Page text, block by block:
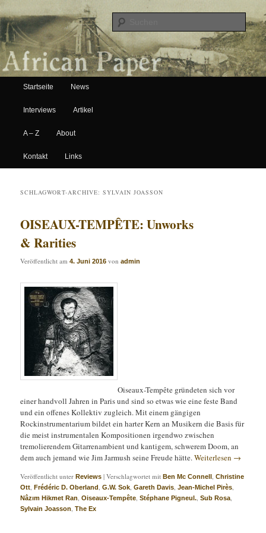
African Paper
Hauptmenü
Zum Inhalt wechseln
Zum sekundären Inhalt wechseln
Startseite News
Interviews Artikel
A – Z About
Kontakt Links
SCHLAGWORT-ARCHIVE:SYLVAIN JOASSON
OISEAUX-TEMPÊTE: Unworks
& Rarities
Veröffentlicht am4. Juni 2016 vonadmin
Oiseaux-Tempête gründeten sich vor
einer handvoll Jahren in Paris und sind so etwas wie eine feste Band
und ein offenes Kollektiv zugleich. Mit einem gängigen
Rockinstrumentarium bildet ein harter Kern an Musikern die Basis für
die meist instrumentalen Kompositionen irgendwo zwischen
tremolierendem Gitarrenambient und kantigem, schwerem Doom, an
dem auch jemand wie Jim Jarmush seine Freude hätte.Weiterlesen →
Veröffentlicht unter Reviews |Verschlagwortet mit Ben Mc Connell ,Christine
Ott ,Frédéric D. Oberland ,G.W. Sok ,Gareth Davis ,Jean-Michel Pirès
Nâzım Hikmet Ran ,Oiseaux-Tempête ,Stéphane Pigneul. ,Sub Rosa
Sylvain Joasson ,The Ex